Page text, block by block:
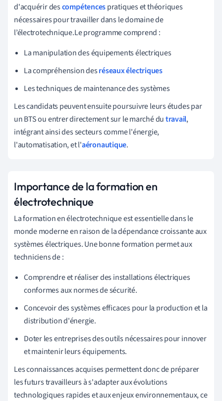
d'acquérir descompétencespratiques et théoriques
nécessaires pour travailler dans le domaine de
l’électrotechnique.Le programme comprend :
La manipulation des équipements électriques
La compréhension desréseaux électriques
Les techniques de maintenance des systèmes
Les candidats peuvent ensuite poursuivre leurs études par
un BTS ou entrer directement sur le marché dutravail,
intégrant ainsi des secteurs comme l'énergie,
l'automatisation, et l'aéronautique.
Importance de la formation en
électrotechnique
La formation en électrotechnique est essentielle dans le
monde moderne en raison de la dépendance croissante aux
systèmes électriques. Une bonne formation permet aux
techniciens de :
Comprendre et réaliser des installations électriques
conformes aux normes de sécurité.
Concevoir des systèmes efficaces pour la production et la
distribution d'énergie.
Doter les entreprises des outils nécessaires pour innover
et maintenir leurs équipements.
Les connaissances acquises permettent donc de préparer
les futurs travailleurs à s'adapter aux évolutions
technologiques rapides et aux enjeux environnementaux, ce